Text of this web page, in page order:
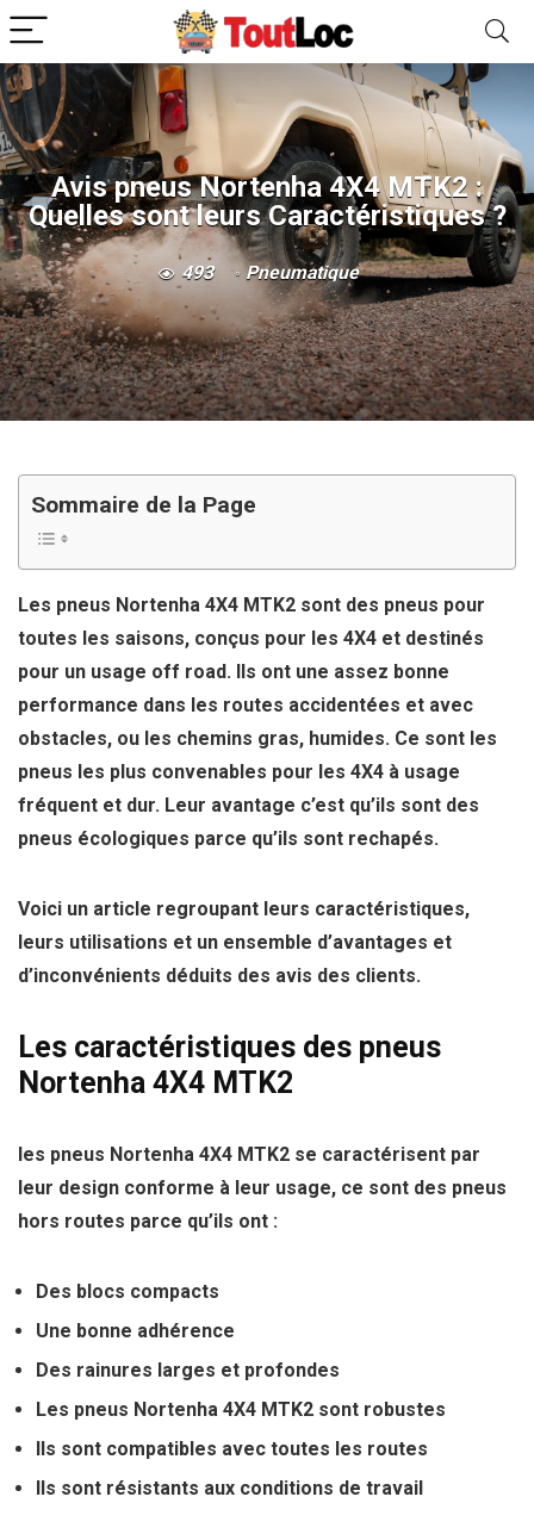
Avis pneus Nortenha 4X4 MTK2 :
Quelles sont leurs Caractéristiques ?
493 Pneumatique
Sommaire de la Page
Les pneus Nortenha 4X4 MTK2 sont des pneus pour
toutes les saisons, conçus pour les 4X4 et destinés
pour un usage off road. Ils ont une assez bonne
performance dans les routes accidentées et avec
obstacles, ou les chemins gras, humides. Ce sont les
pneus les plus convenables pour les 4X4 à usage
fréquent et dur. Leur avantage c’est qu’ils sont des
pneus écologiques parce qu’ils sont rechapés.
Voici un article regroupant leurs caractéristiques,
leurs utilisations et un ensemble d’avantages et
d’inconvénients déduits des avis des clients.
Les caractéristiques des pneus
Nortenha 4X4 MTK2
les pneus Nortenha 4X4 MTK2 se caractérisent par
leur design conforme à leur usage, ce sont des pneus
hors routes parce qu’ils ont :
Des blocs compacts
Une bonne adhérence
Des rainures larges et profondes
Les pneus Nortenha 4X4 MTK2 sont robustes
Ils sont compatibles avec toutes les routes
Ils sont résistants aux conditions de travail